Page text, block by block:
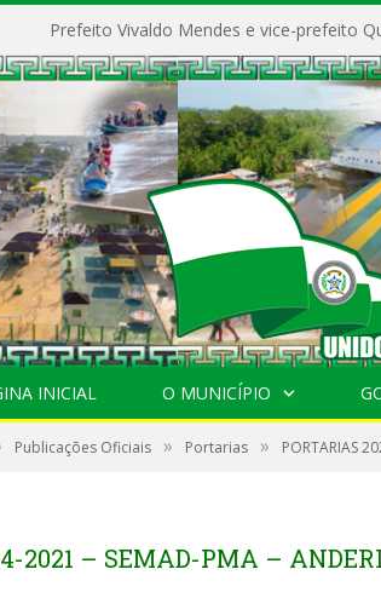
INICIAL O MUNICÍPIO
Publicações Oficiais » Portarias » PORTARIAS
2021 – SEMAD-PMA –